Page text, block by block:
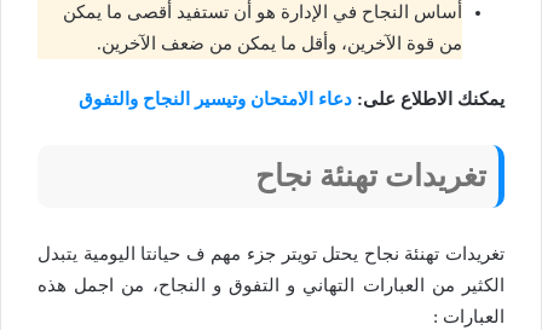
أساس النجاح في الإدارة هو أن تستفيد أقصى ما يمكن
من قوة الآخرين، وأقل ما يمكن من ضعف الآخرين.
يمكنك الاطلاع على: دعاء الامتحان وتيسير النجاح والتفوق
تغريدات تهنئة نجاح
تغريدات تهنئة نجاح يحتل تويتر جزء مهم ف حيانتا اليومية يتبدل
الكثير من العبارات التهاني و التفوق و النجاح، من اجمل هذه
العبارات :